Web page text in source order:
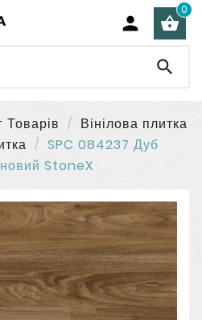
 
0

Товарів
Вінілова плитка
SPC 084237 Дуб
StoneX